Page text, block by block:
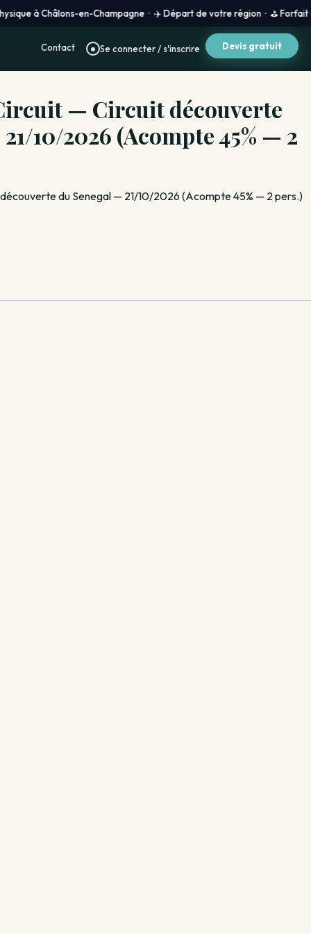
à Châlons-en-Champagne · ✈️ Départ de votre région · ⛳ Forfait golf
Contact Se connecter / s'inscrire Devis gratuit
— Circuit découverte
10/2026 (Acompte 45% — 2
du Senegal — 21/10/2026 (Acompte 45% — 2 pers.)